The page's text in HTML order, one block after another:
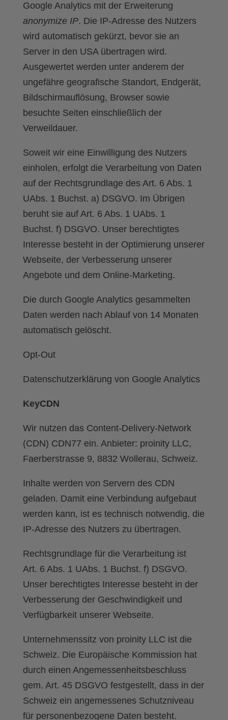
Google Analytics mit der Erweiterung
anonymize IP. Die IP-Adresse des Nutzers
wird automatisch gekürzt, bevor sie an
Server in den USA übertragen wird.
Ausgewertet werden unter anderem der
ungefähre geografische Standort, Endgerät,
Bildschirmauflösung, Browser sowie
besuchte Seiten einschließlich der
Verweildauer.
Soweit wir eine Einwilligung des Nutzers
einholen, erfolgt die Verarbeitung von Daten
auf der Rechtsgrundlage des Art. 6 Abs. 1
UAbs. 1 Buchst. a) DSGVO. Im Übrigen
beruht sie auf Art. 6 Abs. 1 UAbs. 1
Buchst. f) DSGVO. Unser berechtigtes
Interesse besteht in der Optimierung unserer
Webseite, der Verbesserung unserer
Angebote und dem Online-Marketing.
Die durch Google Analytics gesammelten
Daten werden nach Ablauf von 14 Monaten
automatisch gelöscht.
Opt-Out
Datenschutzerklärung von Google Analytics
KeyCDN
Wir nutzen das Content-Delivery-Network
(CDN) CDN77 ein. Anbieter: proinity LLC,
Faerberstrasse 9, 8832 Wollerau, Schweiz.
Inhalte werden von Servern des CDN
geladen. Damit eine Verbindung aufgebaut
werden kann, ist es technisch notwendig, die
IP-Adresse des Nutzers zu übertragen.
Rechtsgrundlage für die Verarbeitung ist
Art. 6 Abs. 1 UAbs. 1 Buchst. f) DSGVO.
Unser berechtigtes Interesse besteht in der
Verbesserung der Geschwindigkeit und
Verfügbarkeit unserer Webseite.
Unternehmenssitz von proinity LLC ist die
Schweiz. Die Europäische Kommission hat
durch einen Angemessenheitsbeschluss
gem. Art. 45 DSGVO festgestellt, dass in der
Schweiz ein angemessenes Schutzniveau
für personenbezogene Daten besteht.